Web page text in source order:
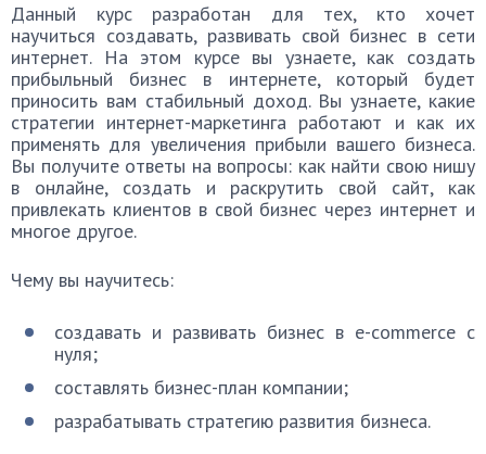
Данный курс разработан для тех, кто хочет
научиться создавать, развивать свой бизнес в сети
интернет. На этом курсе вы узнаете, как создать
прибыльный бизнес в интернете, который будет
приносить вам стабильный доход. Вы узнаете, какие
стратегии интернет-маркетинга работают и как их
применять для увеличения прибыли вашего бизнеса.
Вы получите ответы на вопросы: как найти свою нишу
в онлайне, создать и раскрутить свой сайт, как
привлекать клиентов в свой бизнес через интернет и
многое другое.
Чему вы научитесь:
создавать и развивать бизнес в e-commerce с
нуля;
составлять бизнес-план компании;
разрабатывать стратегию развития бизнеса.